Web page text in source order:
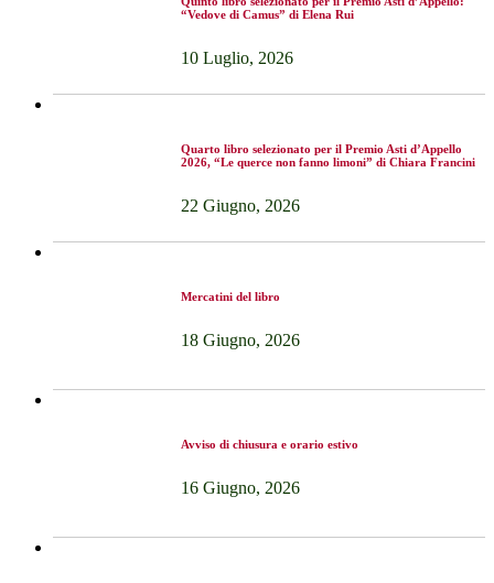
“Vedove di Camus” di Elena Rui
10 Luglio, 2026
Quarto libro selezionato per il Premio Asti d’Appello
2026, “Le querce non fanno limoni” di Chiara Francini
22 Giugno, 2026
Mercatini del libro
18 Giugno, 2026
Avviso di chiusura e orario estivo
16 Giugno, 2026